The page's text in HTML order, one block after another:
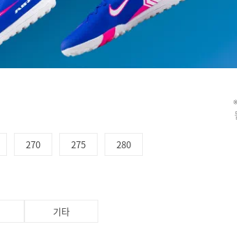
270 275 280
기타